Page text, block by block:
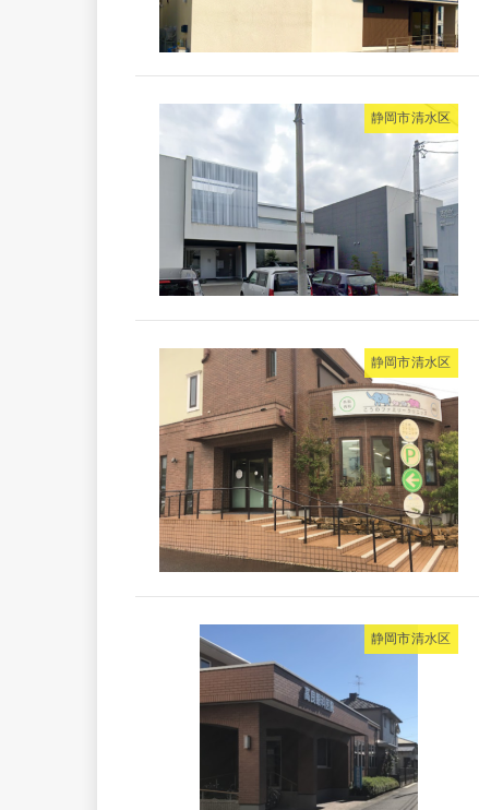
静岡市清水区
静岡市清水区
静岡市清水区